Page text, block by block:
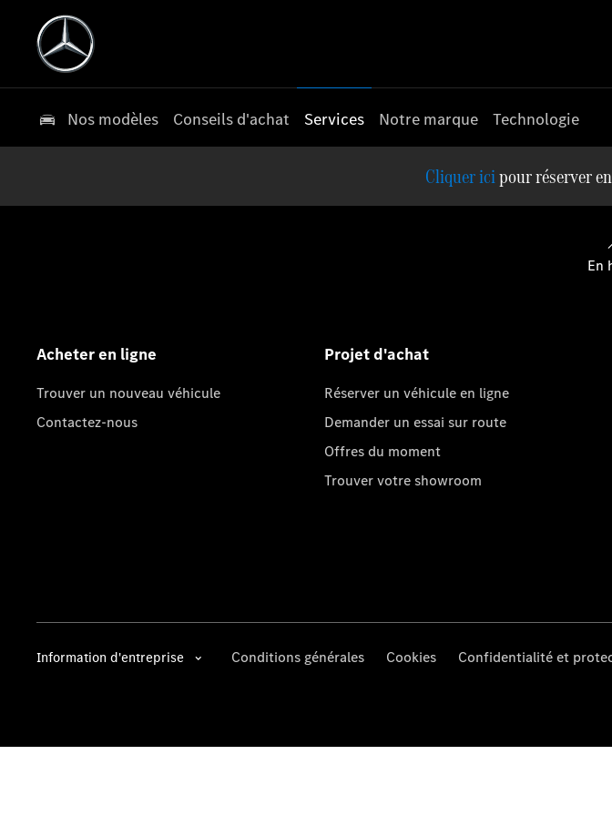
Nos modèles Conseils d'achat Services Notre marque Technologie
pour réserver
En
Acheter en ligne
Trouver un nouveau véhicule
Contactez-nous
Projet d'achat
Réserver un véhicule en ligne
Demander un essai sur route
Offres du moment
Trouver votre showroom
Information d'entreprise Conditions générales Cookies Confidentialité et